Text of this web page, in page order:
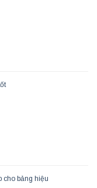
cho bảng hiệu